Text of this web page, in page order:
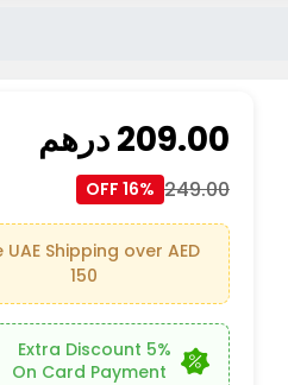
209.00درهم
249.00
16% OFF
UAE Shipping over AED
150
On Card Payment